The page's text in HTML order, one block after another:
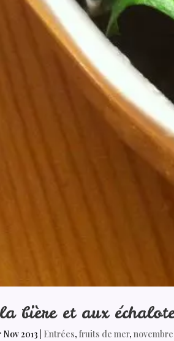
bière et aux
2013 Entrées,fruits de mer,novembre